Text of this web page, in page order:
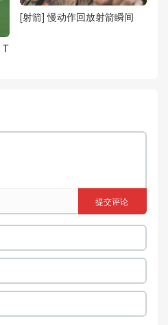
T
[射箭] 慢动作回放射箭瞬间
提交评论